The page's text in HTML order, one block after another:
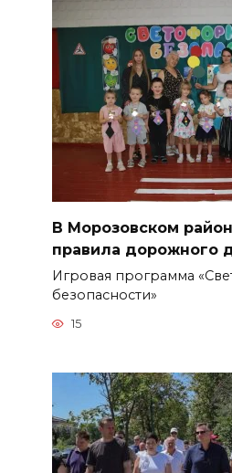
В Морозовском
правила дорожного
Игровая программа
безопасности»
15